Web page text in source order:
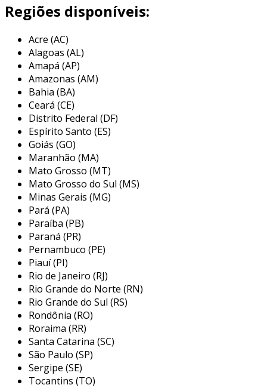
filtros oferecem diversas opções de vedações e
conexões, além de montagens em diferentes
configurações. a utilização de válvulas de
contrapressão assegura uma pressão positiva
na admissão da bomba, minimizando riscos de
cavitação.
a br filtri atua como distribuidora autorizada da
mp filtri no brasil desde 2017, trazendo décadas
de experiência em engenharia de filtração. a
empresa se destaca pelo suporte técnico
oferecido na aplicação dos produtos,
assegurando a confiabilidade dos sistemas
hidráulicos dos equipamentos. com um estoque
em constante crescimento, a br filtri se
compromete a atender as demandas do
mercado brasileiro, oferecendo condições
comerciais competitivas e prazos de entrega
ágeis. a expertise da br filtri visa otimizar o
desempenho dos sistemas de filtração,
garantindo a qualidade e a eficiência das
operações industriais.
Regiões disponíveis:
Acre (AC)
Alagoas (AL)
Amapá (AP)
Amazonas (AM)
Bahia (BA)
Ceará (CE)
Distrito Federal (DF)
Espírito Santo (ES)
Goiás (GO)
Maranhão (MA)
Mato Grosso (MT)
Mato Grosso do Sul (MS)
Minas Gerais (MG)
Pará (PA)
Paraíba (PB)
Paraná (PR)
Pernambuco (PE)
Piauí (PI)
Rio de Janeiro (RJ)
Rio Grande do Norte (RN)
Rio Grande do Sul (RS)
Rondônia (RO)
Roraima (RR)
Santa Catarina (SC)
São Paulo (SP)
Sergipe (SE)
Tocantins (TO)